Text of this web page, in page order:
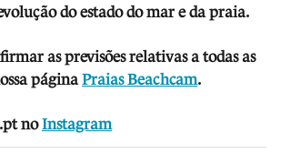
do estado do mar e da praia.
as previsões relativas a todas as
páginaPraias Beachcam.
no Instagram